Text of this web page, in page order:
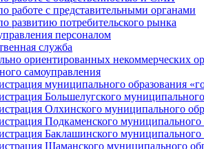
работе с представительными органами
развитию потребительского рынка
персоналом
служба
ориентированных некоммерческих
самоуправления
муниципального образования
Большелугского
Олхинского муниципального
Подкаменского муниципального
Баклашинского муниципального
Шаманского муниципального